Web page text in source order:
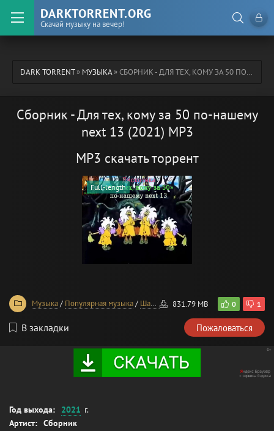
DARKTORRENT.ORG
Скачай музыку на вечер!
DARK TORRENT» МУЗЫКА» СБОРНИК - ДЛЯ ТЕХ, КОМУ ЗА 50 ПО-НАШЕМУ NEXT 13 (2021) MP3
Сборник - Для тех, кому за 50 по-нашему
next 13 (2021) MP3
MP3 скачать торрент
Full-length
Музыка/ Популярная музыка/ Шансон /Сборники
831.79 MB 0 1
В закладки Пожаловаться
Год выхода: 2021 г.
Артист: Сборник